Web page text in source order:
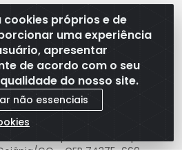
cookies próprios e de
uma experiência
apresentar
de acordo com o seu
do nosso site.
não essenciais
Linkedin
de Pagamento
Automotivos LTDA - CNPJ
GO - CEP 74375-660